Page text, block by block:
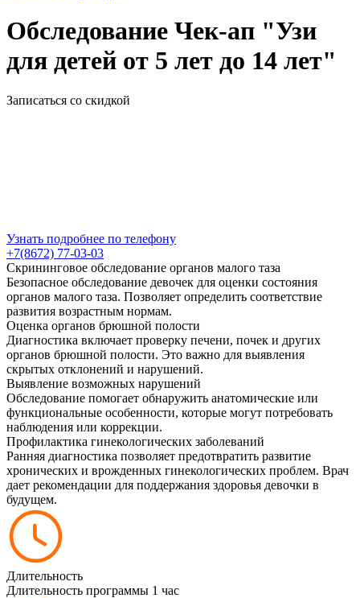
Обследование Чек-ап "Узи
для детей от 5 лет до 14 лет"
Записаться со скидкой
Узнать подробнее по телефону
+7(8672) 77-03-03
Скрининговое обследование органов малого таза
Безопасное обследование девочек для оценки состояния
органов малого таза. Позволяет определить соответствие
развития возрастным нормам.
Оценка органов брюшной полости
Диагностика включает проверку печени, почек и других
органов брюшной полости. Это важно для выявления
скрытых отклонений и нарушений.
Выявление возможных нарушений
Обследование помогает обнаружить анатомические или
функциональные особенности, которые могут потребовать
наблюдения или коррекции.
Профилактика гинекологических заболеваний
Ранняя диагностика позволяет предотвратить развитие
хронических и врожденных гинекологических проблем. Врач
дает рекомендации для поддержания здоровья девочки в
будущем.
Длительность
Длительность программы 1 час